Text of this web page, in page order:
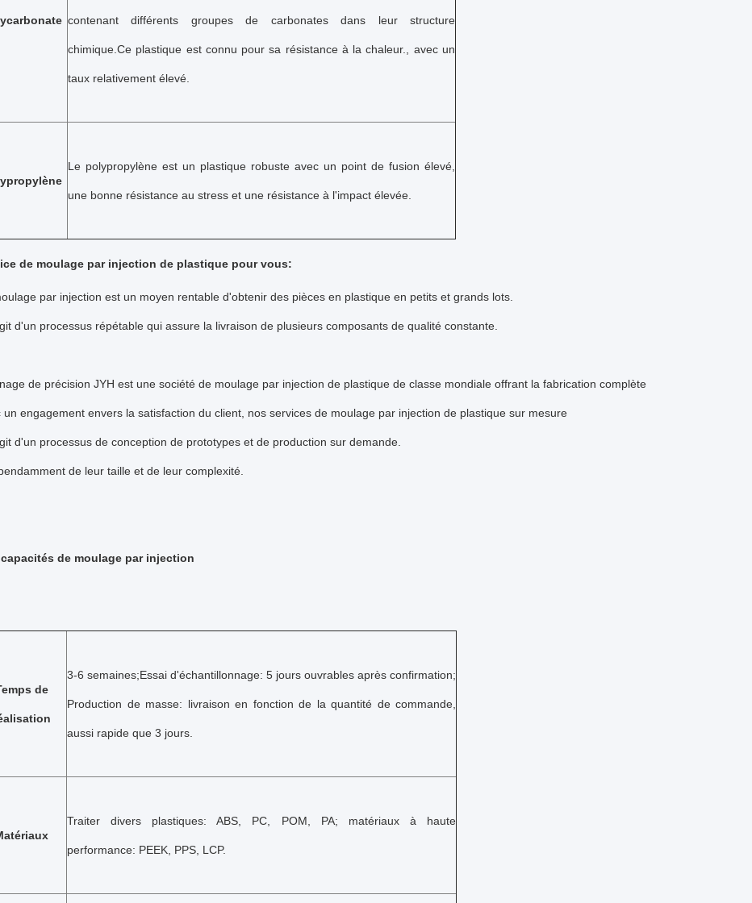
contenant différents groupes de carbonates dans leur structure
chimique.Ce plastique est connu pour sa résistance à la chaleur., avec un
taux relativement élevé.
Le polypropylène est un plastique robuste avec un point de fusion élevé,
une bonne résistance au stress et une résistance à l'impact élevée.
de moulage par injection de plastique pour vous:
par injection est un moyen rentable d'obtenir des pièces en plastique en petits et grands lots.
d'un processus répétable qui assure la livraison de plusieurs composants de qualité constante.
de précision JYH est une société de moulage par injection de plastique de classe mondiale offrant la fabrication complète
un engagement envers la satisfaction du client, nos services de moulage par injection de plastique sur mesure
d'un processus de conception de prototypes et de production sur demande.
de leur taille et de leur complexité.
de moulage par injection
de
3-6 semaines;Essai d'échantillonnage: 5 jours ouvrables après confirmation;
Production de masse: livraison en fonction de la quantité de commande,
aussi rapide que 3 jours.
Traiter divers plastiques: ABS, PC, POM, PA; matériaux à haute
performance: PEEK, PPS, LCP.